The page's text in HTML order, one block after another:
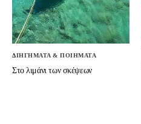
ΔΙΗΓΗΜΑΤΑ & ΠΟΙΗΜΑΤΑ
Στο λιμάνι των σκέψεων